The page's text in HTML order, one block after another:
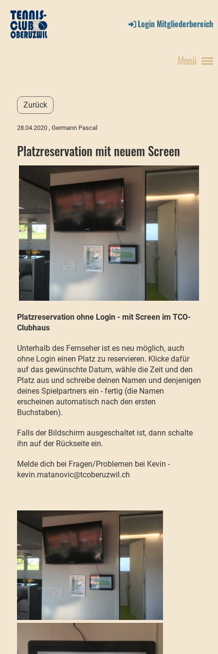
Login Mitgliederbereich
Menü
Zurück
28.04.2020 , Germann Pascal
Platzreservation mit neuem Screen
Platzreservation ohne Login - mit Screen im TCO-
Clubhaus
Unterhalb des Fernseher ist es neu möglich, auch
ohne Login einen Platz zu reservieren. Klicke dafür
auf das gewünschte Datum, wähle die Zeit und den
Platz aus und schreibe deinen Namen und denjenigen
deines Spielpartners ein - fertig (die Namen
erscheinen automatisch nach den ersten
Buchstaben).
Falls der Bildschirm ausgeschaltet ist, dann schalte
ihn auf der Rückseite ein.
Melde dich bei Fragen/Problemen bei Kevin -
kevin.matanovic@tcoberuzwil.ch